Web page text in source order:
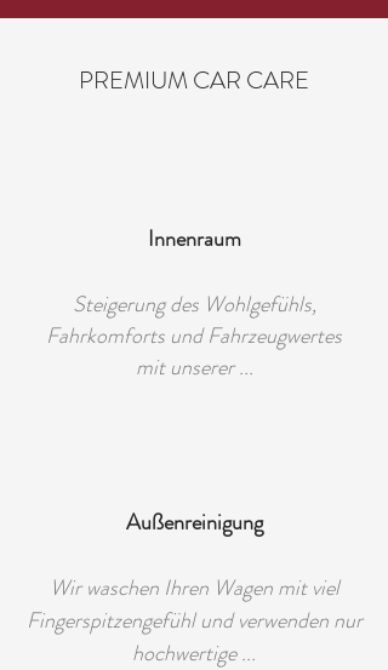
PREMIUM CAR CARE
Innenraum
Steigerung des Wohlgefühls,
Fahrkomforts und Fahrzeugwertes
mit unserer ...
Außenreinigung
Wir waschen Ihren Wagen mit viel
Fingerspitzengefühl und verwenden nur
hochwertige ...